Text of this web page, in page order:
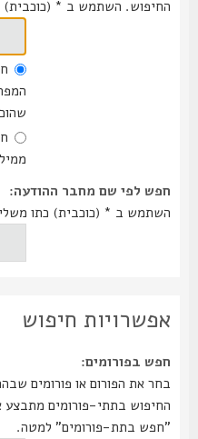
החיפוש. השתמש ב * (כוכבית) כתו
חפש
המפתח
שהוכנסה
חפש
ממילות
חפש לפי שם מחבר ההודעה:
השתמש ב * (כוכבית) כתו משלים.
אפשרויות חיפוש
חפש בפורומים:
בחר את הפורום או פורומים שבהם
החיפוש בתתי-פורומים מתבצע
"חפש בתת-פורומים" למטה.